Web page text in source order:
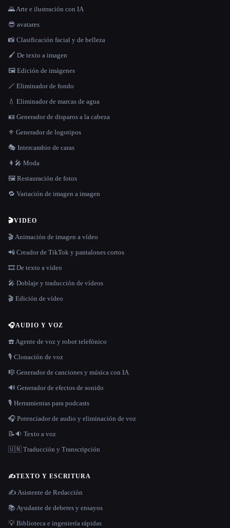
🌄 Arte e ilustración con IA
😎 avatares
📸 Clasificación facial y de belleza
🖌️ De texto a imagen
🖼️ Edición de imágenes
🪄 Eliminador de fondo
💧 Eliminador de marcas de agua
🪪 Generador de disparos a la cabeza
⚜️ Generador de logotipos
🎭 Intercambio de caras
👩‍🎤 Moda
🖼️ Restauración de fotos
🔁 Variación de imagen a imagen
🎬VIDEO
🎬 Animación de imagen a vídeo
📲 Creador de TikTok y pantalones cortos
🎞️ De texto a vídeo
🎤 Doblaje y traducción de vídeos
🎬 Edición de vídeo
🎧AUDIO Y VOZ
☎️ Agente de voz y robot telefónico
🎙️ Clonación de voz
🎼 Generador de canciones y música con IA
🔊 Generador de efectos de sonido
🎙️ Herramientas para podcasts
🎧 Potenciador de audio y eliminación de voz
📝🔉 Texto a voz
🇺🇳 Traducción y Transcripción
✍️TEXTO Y ESCRITURA
✍️ Asistente de Redacción
📚 Ayudante de deberes y ensayos
💡 Biblioteca e ingeniería rápidas